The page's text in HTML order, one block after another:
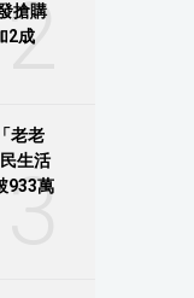
2
搶購
2成
3
老老
生活
933萬